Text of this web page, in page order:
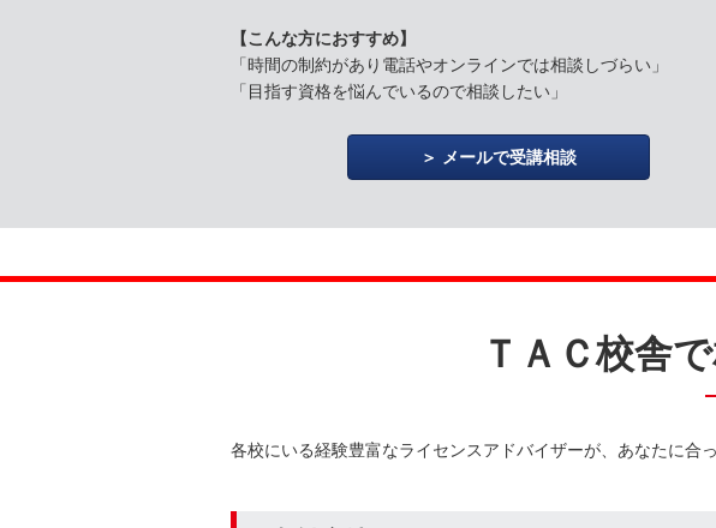
【こんな方におすすめ】
「時間の制約があり電話やオンラインでは相談しづらい」
「目指す資格を悩んでいるので相談したい」
メールで受講相談
ＴＡＣ校舎
各校にいる経験豊富なライセンスアドバイザーが、あなたに合